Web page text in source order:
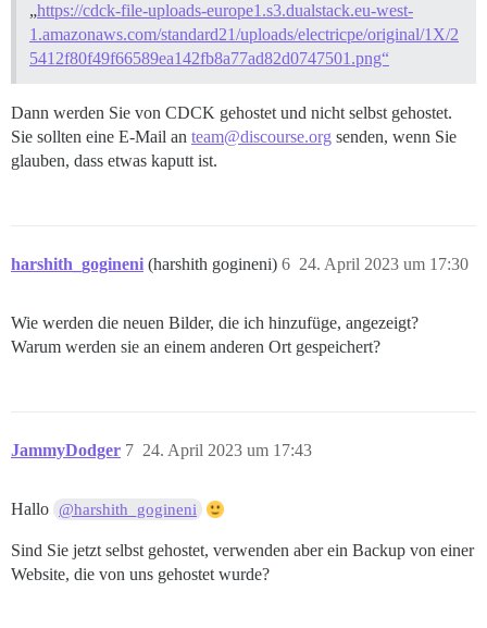
„https://cdck-file-uploads-europe1.s3.dualstack.eu-west-
1.amazonaws.com/standard21/uploads/electricpe/original/1X/2
5412f80f49f66589ea142fb8a77ad82d0747501.png“
Dann werden Sie von CDCK gehostet und nicht selbst gehostet.
Sie sollten eine E-Mail an team@discourse.org senden, wenn Sie
glauben, dass etwas kaputt ist.
harshith_gogineni (harshith gogineni) 24. April 2023 um 17:30
6
Wie werden die neuen Bilder, die ich hinzufüge, angezeigt?
Warum werden sie an einem anderen Ort gespeichert?
JammyDodger 24. April 2023 um 17:43
7
Hallo @harshith_gogineni
Sind Sie jetzt selbst gehostet, verwenden aber ein Backup von einer
Website, die von uns gehostet wurde?